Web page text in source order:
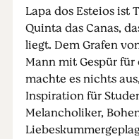
Lapa dos Esteios ist
Quinta das Canas,
liegt. Dem Grafen
Mann mit Gespür
machte es nichts
Inspiration für
Melancholiker,